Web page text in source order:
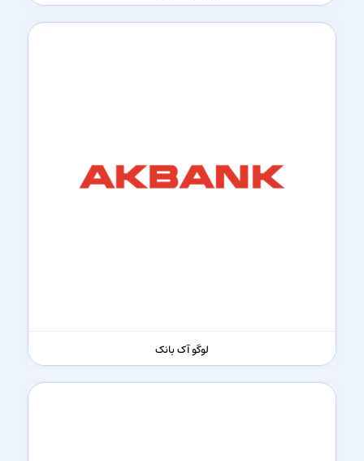
لوگو آک بانک